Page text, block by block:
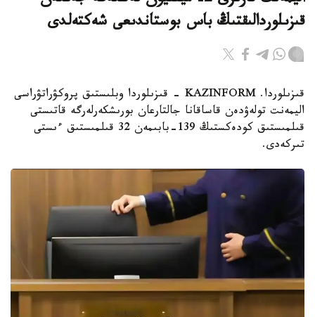
قىزىلوردالىقتىڭ باس بوستاندىعى شەكتەلدى
قىزىلوردا. KAZINFORM - قىزىلوردا وبلىستىق پروكۋراتۋراسى
اليمەنت تولەۋدەن قاساقانا جالتارعان بورىشكەرلەرگە قاتىستى
قىلمىستىق كودەكستىڭ 139-بابىمەن 32 قىلمىستىق ءىستى
تىركەدى.